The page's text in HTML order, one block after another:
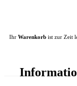
Ihr Warenkorb ist zur Zeit